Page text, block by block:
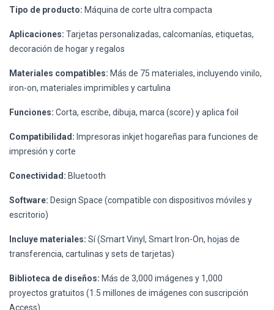
Tipo de producto: Máquina de corte ultra compacta
Aplicaciones: Tarjetas personalizadas, calcomanías, etiquetas,
decoración de hogar y regalos
Materiales compatibles: Más de 75 materiales, incluyendo vinilo,
iron-on, materiales imprimibles y cartulina
Funciones: Corta, escribe, dibuja, marca (score) y aplica foil
Compatibilidad: Impresoras inkjet hogareñas para funciones de
impresión y corte
Conectividad: Bluetooth
Software: Design Space (compatible con dispositivos móviles y
escritorio)
Incluye materiales: Sí (Smart Vinyl, Smart Iron-On, hojas de
transferencia, cartulinas y sets de tarjetas)
Biblioteca de diseños: Más de 3,000 imágenes y 1,000
proyectos gratuitos (1.5 millones de imágenes con suscripción
Access)